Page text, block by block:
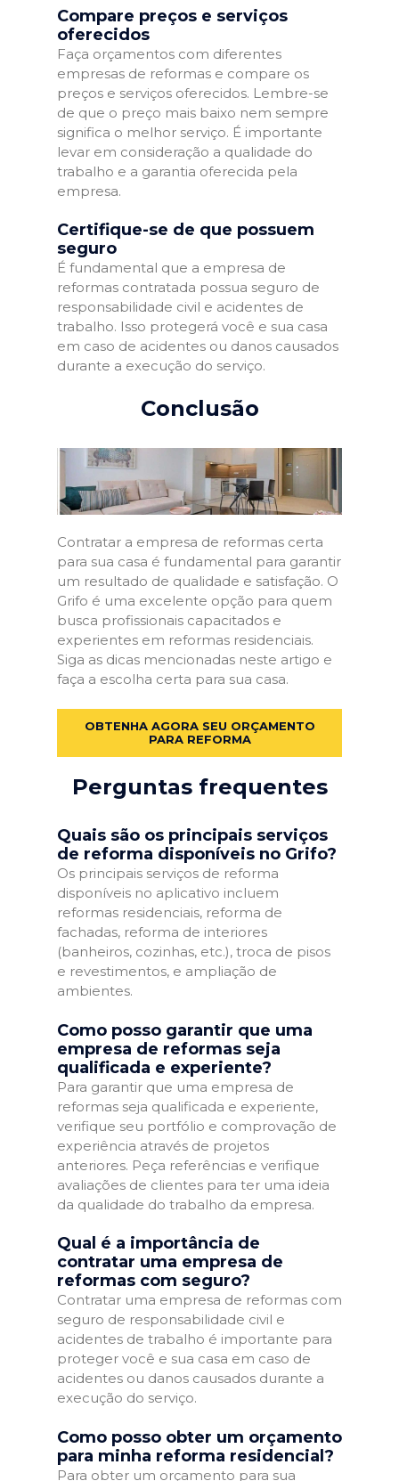
Compare preços e serviços
oferecidos
Faça orçamentos com diferentes
empresas de reformas e compare os
preços e serviços oferecidos. Lembre-se
de que o preço mais baixo nem sempre
significa o melhor serviço. É importante
levar em consideração a qualidade do
trabalho e a garantia oferecida pela
empresa.
Certifique-se de que possuem
seguro
É fundamental que a empresa de
reformas contratada possua seguro de
responsabilidade civil e acidentes de
trabalho. Isso protegerá você e sua casa
em caso de acidentes ou danos causados
durante a execução do serviço.
Conclusão
Contratar a empresa de reformas certa
para sua casa é fundamental para garantir
um resultado de qualidade e satisfação. O
Grifo é uma excelente opção para quem
busca profissionais capacitados e
experientes em reformas residenciais.
Siga as dicas mencionadas neste artigo e
faça a escolha certa para sua casa.
OBTENHA AGORA SEU ORÇAMENTO
PARA REFORMA
Perguntas frequentes
Quais são os principais serviços
de reforma disponíveis no Grifo?
Os principais serviços de reforma
disponíveis no aplicativo incluem
reformas residenciais, reforma de
fachadas, reforma de interiores
(banheiros, cozinhas, etc.), troca de pisos
e revestimentos, e ampliação de
ambientes.
Como posso garantir que uma
empresa de reformas seja
qualificada e experiente?
Para garantir que uma empresa de
reformas seja qualificada e experiente,
verifique seu portfólio e comprovação de
experiência através de projetos
anteriores. Peça referências e verifique
avaliações de clientes para ter uma ideia
da qualidade do trabalho da empresa.
Qual é a importância de
contratar uma empresa de
reformas com seguro?
Contratar uma empresa de reformas com
seguro de responsabilidade civil e
acidentes de trabalho é importante para
proteger você e sua casa em caso de
acidentes ou danos causados durante a
execução do serviço.
Como posso obter um orçamento
para minha reforma residencial?
Para obter um orçamento para sua